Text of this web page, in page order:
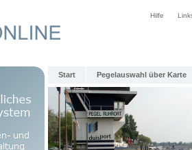
Hilfe
Start Pegelauswahl über Karte